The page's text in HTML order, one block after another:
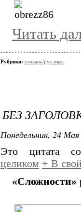
Читать
Рубрики: словарь/рус.язык
БЕЗ
Понедельник, 24
Это цитата
целиком + В
«Сложности»